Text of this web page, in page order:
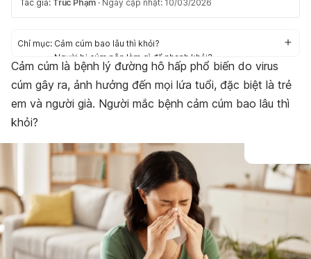
Tác giả: Trúc Phạm · Ngày cập nhật: 10/03/2026
Chỉ mục: Cảm cúm bao lâu thì khỏi?
Người bị cúm nên làm gì để nhanh khỏi?
Khi nào nên gặp bác sĩ?
Kết luận
Cảm cúm là bệnh lý đường hô hấp phổ biến do virus
cúm gây ra, ảnh hưởng đến mọi lứa tuổi, đặc biệt là trẻ
em và người già. Người mắc bệnh cảm cúm bao lâu thì
khỏi?